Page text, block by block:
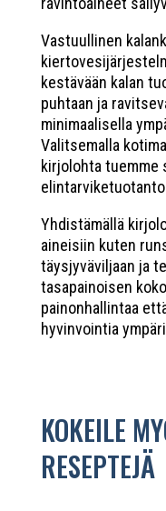
Vastuullinen
kestävään kalan
puhtaan ja
minimaalisella
Valitsemalla
kirjolohta tuemme
Yhdistämällä
aineisiin kuten
täysjyväviljaan ja
tasapainoisen
painonhallintaa
hyvinvointia
KOKEILE
RESEPTEJÄ